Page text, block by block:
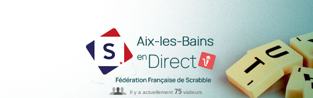
Il y a actuellement 75 visiteurs